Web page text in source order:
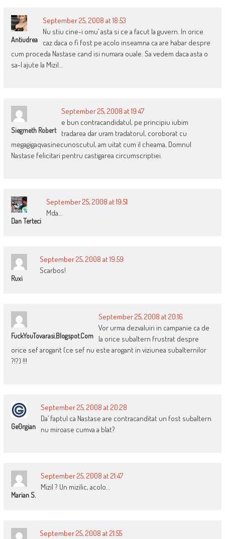
Antiudrea
September 25, 2008 at 18:53
Nu stiu cine-i omu’ asta si ce a facut la guvern. In orice
caz daca o fi fost pe acolo inseamna ca are habar despre
cum proceda Nastase cand isi numara ouale. Sa vedem daca asta o
sa-l ajute la Mizil…
Siegmeth Robert
September 25, 2008 at 19:47
e bun contracandidatul, pe principiu iubim
tradarea dar uram tradatorul, coroborat cu
megagigaqvasinecunoscutul, am uitat cum il cheama, Domnul
Nastase felicitari pentru castigarea circumscriptiei.
Dan Terteci
September 25, 2008 at 19:51
Mda…
Ruxi
September 25, 2008 at 19:59
Scarbos!
FuckYouTovarasi.blogspot.com
September 25, 2008 at 20:16
Vor urma dezvaluiri in campanie ca de
la orice subaltern frustrat despre
orice sef arogant (ce sef nu este arogant in viziunea subalternilor
?!?) !!!
Ge0rgian
September 25, 2008 at 20:28
Da’ faptul ca Nastase are contracanditat un fost subaltern
nu miroase cumva a blat?
Marian S.
September 25, 2008 at 21:47
Mizil ? Un mizilic, acolo…
September 25, 2008 at 21:55